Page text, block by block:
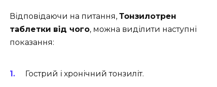
Відповідаючи на питання, Тонзилотрен
таблетки від чого, можна виділити наступні
показання:
Гострий і хронічний тонзиліт.